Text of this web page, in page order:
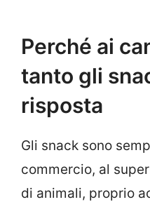
Perché ai
tanto gli
risposta
Gli snack sono
commercio, al
di animali, proprio